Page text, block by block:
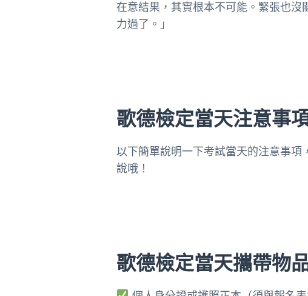
在意結果，其實根本不可能。緊張也
力過了。」
歌德檢定當天注意事
以下簡單說明一下考試當天的注意事
說哦！
歌德檢定當天攜帶物